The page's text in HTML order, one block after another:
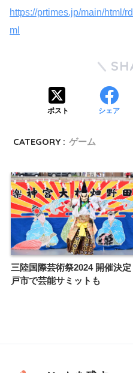
https://prtimes.jp/main/html/
ml
ポスト シェア
CATEGORY : ゲーム
三陸国際芸術祭2024 開催決定
戸市で芸能サミットも